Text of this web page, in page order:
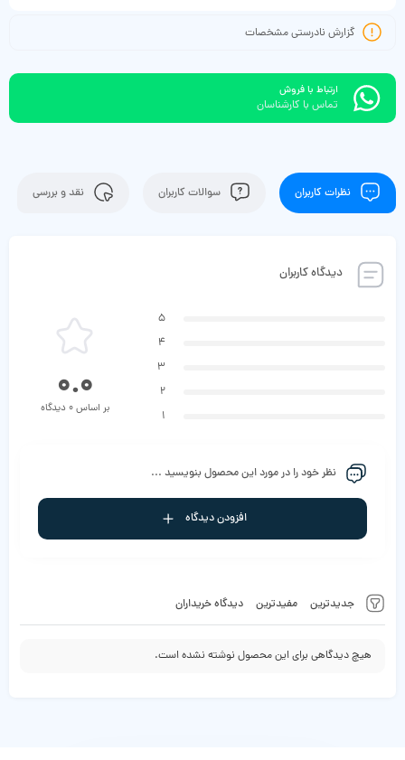
گزارش نادرستی مشخصات
ارتباط با فروش
تماس با کارشناسان
نظرات کاربران سوالات کاربران نقد و بررسی
دیدگاه کاربران
جدیدترین مفیدترین دیدگاه خریداران
هیچ دیدگاهی برای این محصول نوشته نشده است.
5
4
3
2
1
0.0
بر اساس 0 دیدگاه
نظر خود را در مورد این محصول بنویسید ...
افزودن دیدگاه